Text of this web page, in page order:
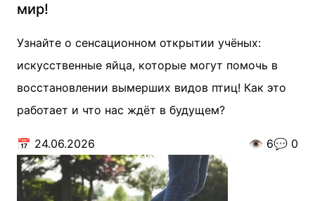
мир!
Узнайте о сенсационном открытии учёных:
искусственные яйца, которые могут помочь в
восстановлении вымерших видов птиц! Как это
работает и что нас ждёт в будущем?
📅 24.06.2026 👁️ 6💬 0